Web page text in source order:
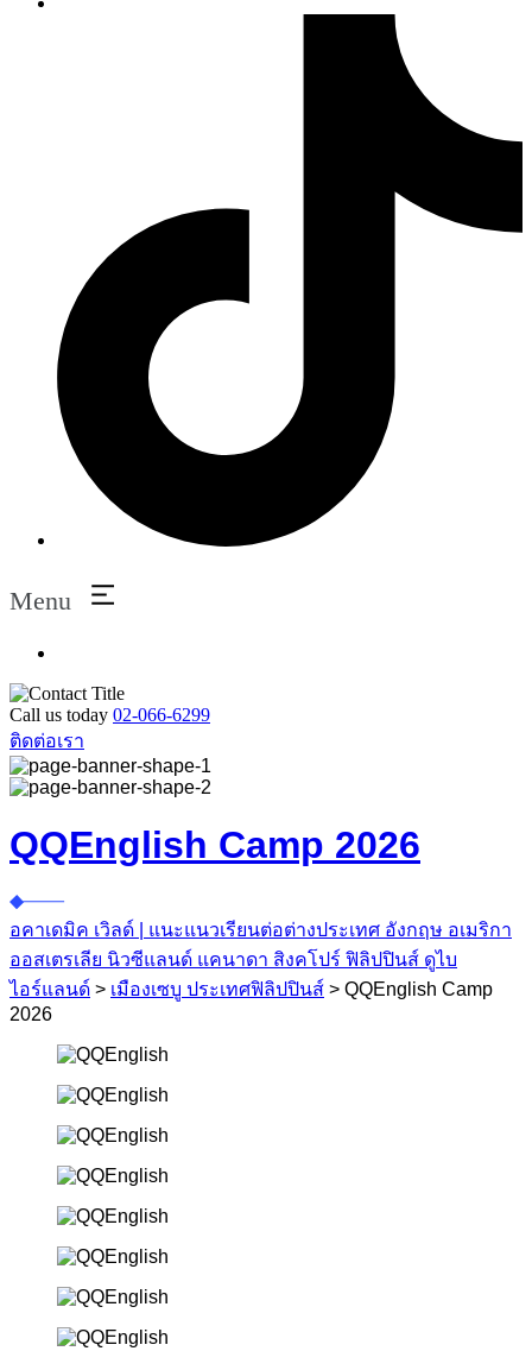
Menu
Call us today 02-066-6299
ติดต่อเรา
QQEnglish Camp 2026
อคาเดมิค เวิลด์ | แนะแนวเรียนต่อต่างประเทศ อังกฤษ อเมริกา
ออสเตรเลีย นิวซีแลนด์ แคนาดา สิงคโปร์ ฟิลิปปินส์ ดูไบ
ไอร์แลนด์ > เมืองเซบู ประเทศฟิลิปปินส์ > QQEnglish Camp
2026